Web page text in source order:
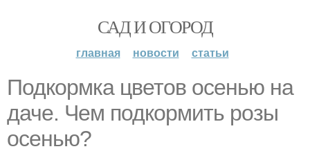
САД И ОГОРОД
главная новости статьи
Подкормка цветов осенью на
даче. Чем подкормить розы
осенью?